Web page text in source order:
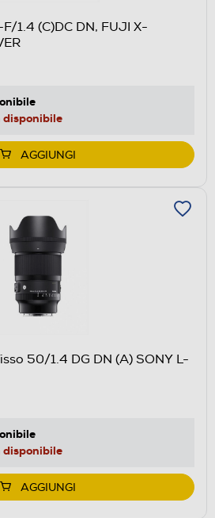
1.4 (C)DC DN, FUJI X-
disponibile
AGGIUNGI
50/1.4 DG DN (A) SONY L-
disponibile
AGGIUNGI